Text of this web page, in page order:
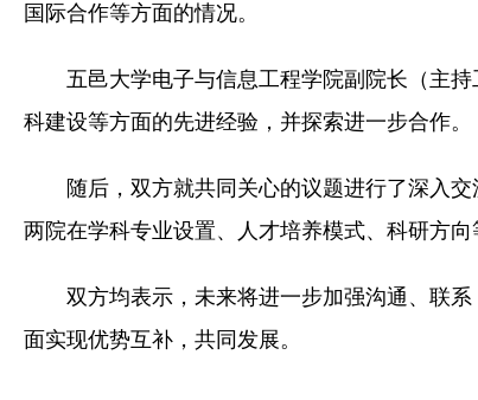
国际合作等方面的情况。
五邑大学电子与信息工程学院副院长（主
科建设等方面的先进经验，并探索进一步合作。
随后，双方就共同关心的议题进行了深入
两院在学科专业设置、人才培养模式、科研方
双方均表示，未来将进一步加强沟通、联
面实现优势互补，共同发展。